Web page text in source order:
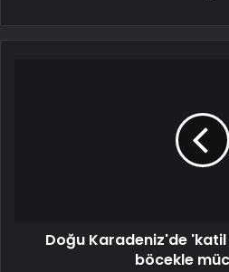
Doğu Karadeniz'de 'katil
böcekle